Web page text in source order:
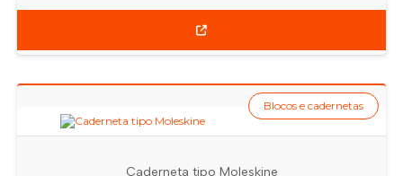
Caderneta tipo Moleskine
Blocos e cadernetas